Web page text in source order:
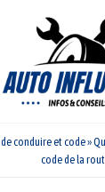
conduire et code»
code de la